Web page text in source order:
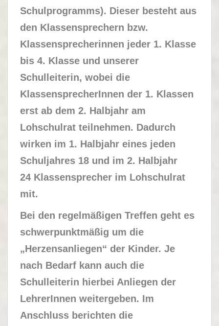
Schulprogramms). Dieser besteht aus
den Klassensprechern bzw.
Klassensprecherinnen jeder 1. Klasse
bis 4. Klasse und unserer
Schulleiterin, wobei die
KlassensprecherInnen der 1. Klassen
erst ab dem 2. Halbjahr am
Lohschulrat teilnehmen. Dadurch
wirken im 1. Halbjahr eines jeden
Schuljahres 18 und im 2. Halbjahr
24 Klassensprecher im Lohschulrat
mit.
Bei den regelmäßigen Treffen geht es
schwerpunktmäßig um die
„Herzensanliegen“ der Kinder. Je
nach Bedarf kann auch die
Schulleiterin hierbei Anliegen der
LehrerInnen weitergeben. Im
Anschluss berichten die